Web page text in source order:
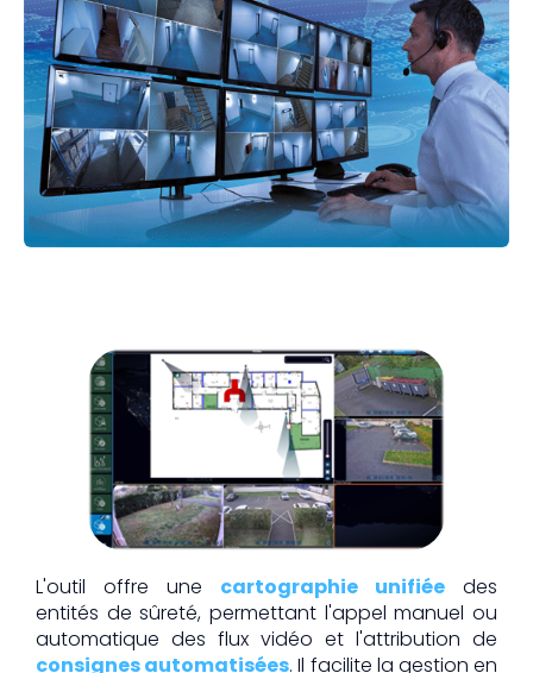
L'outil offre une cartographie unifiée des
entités de sûreté, permettant l'appel manuel ou
automatique des flux vidéo et l'attribution de
consignes automatisées. Il facilite la gestion en